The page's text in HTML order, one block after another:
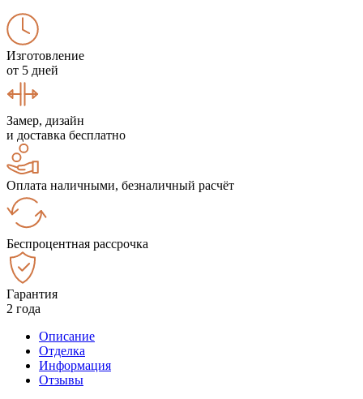
Изготовление
от 5 дней
Замер, дизайн
и доставка бесплатно
Оплата наличными, безналичный расчёт
Беспроцентная рассрочка
Гарантия
2 года
Описание
Отделка
Информация
Отзывы